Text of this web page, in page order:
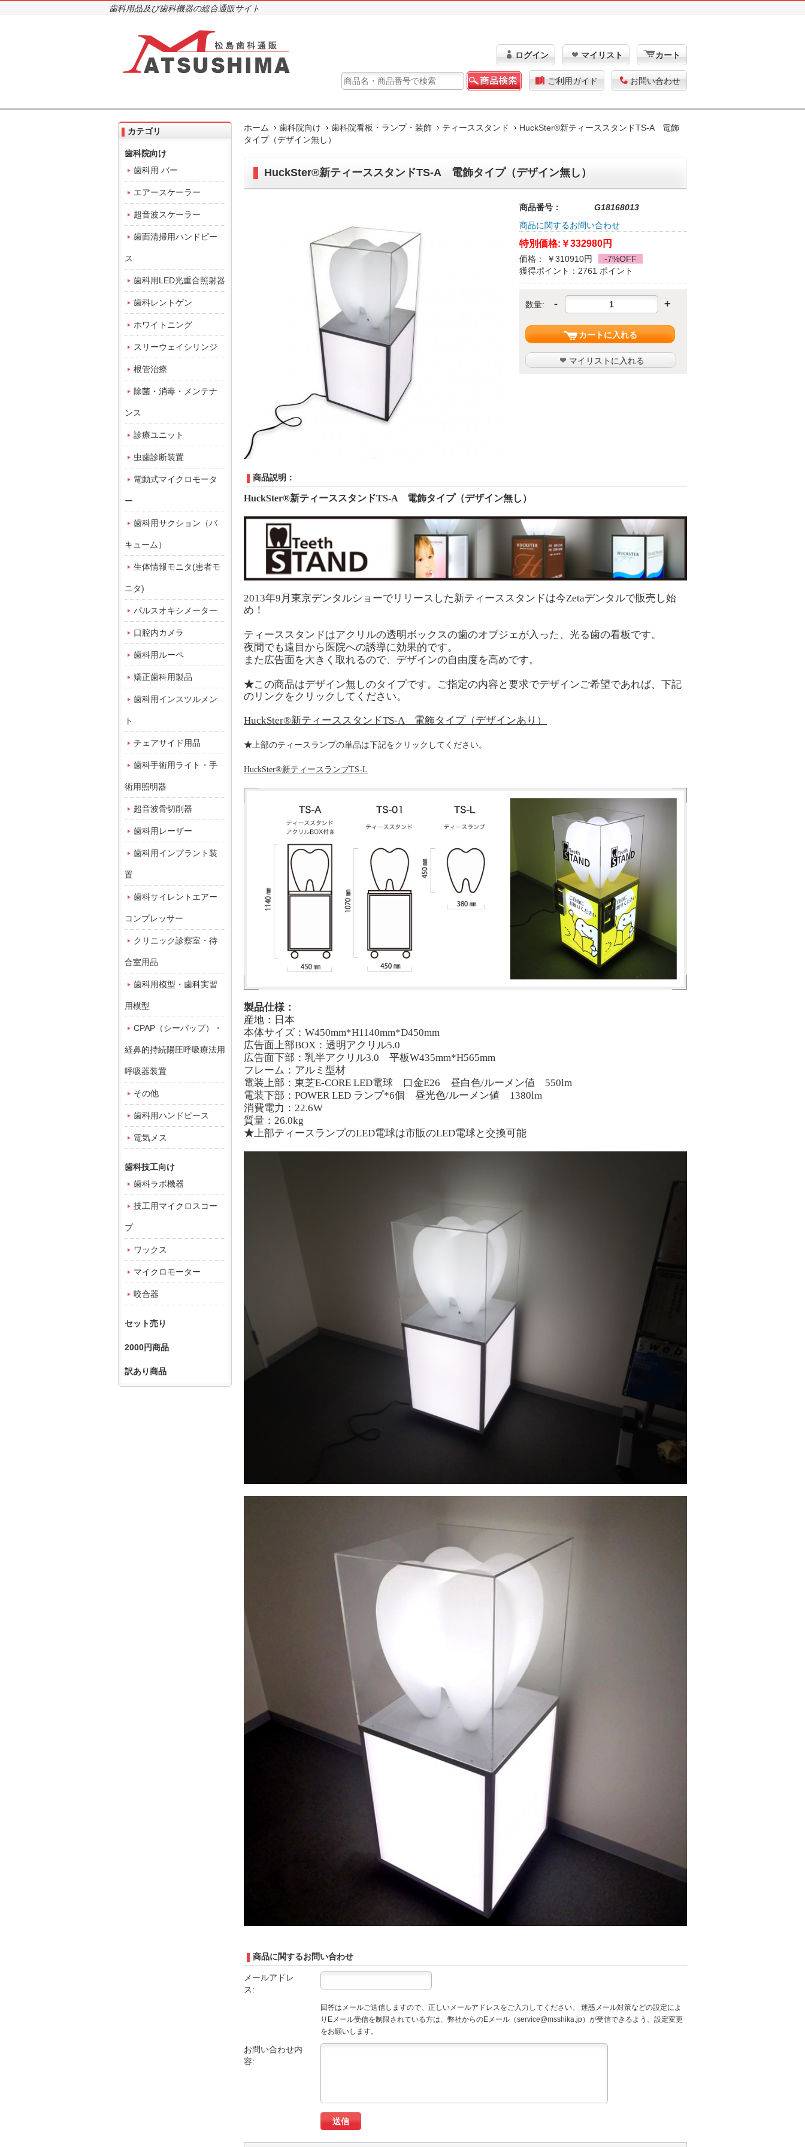
歯科用品及び歯科機器の総合通販サイト
ログイン マイリスト カート
ご利用ガイド お問い合わせ
ホーム 歯科院向け 歯科院看板・ランプ・装飾 ティーススタンド
HuckSter®新ティーススタンドTS-A 電飾
タイプ（デザイン無し）
HuckSter®新ティーススタンドTS-A 電飾タイプ（デザイン無し）
商品番号：
G18168013
商品に関するお問い合わせ
特別価格: ￥332980円
価格： ￥310910円
-7%OFF
獲得ポイント：2761 ポイント
数量: - +
カートに入れる
マイリストに入れる
商品説明：
HuckSter®新ティーススタンドTS-A 電飾タイプ（デザイン無し）
2013年9月東京デンタルショーでリリースした新ティーススタンドは今Zetaデンタルで販売し始
め！
ティーススタンドはアクリルの透明ボックスの歯のオブジェが入った、光る歯の看板です。
夜間でも遠目から医院への誘導に効果的です。
また広告面を大きく取れるので、デザインの自由度を高めです。
★この商品はデザイン無しのタイプです。ご指定の内容と要求でデザインご希望であれば、下記
のリンクをクリックしてください。
HuckSter®新ティーススタンドTS-A 電飾タイプ（デザインあり）
★ 上部のティースランプの単品は下記をクリックしてください。
HuckSter®新ティースランプTS-L
製品仕様：
産地：日本
本体サイズ： W450mm*H1140mm*D450mm
広告面上部BOX ：透明アクリル5.0
広告面下部：乳半アクリル3.0 平板W435mm*H565mm
フレーム：アルミ型材
電装上部：東芝E-CORE LED電球 口金E26 昼白色/ルーメン値 550lm
電装下部： POWER LED ランプ*6個 昼光色/ルーメン値 1380lm
消費電力：22.6W
質量：26.0kg
★上部ティースランプのLED電球は市販のLED電球と交換可能
商品に関するお問い合わせ
メールアドレ
ス:
回答はメールご送信しますので、正しいメールアドレスをご入力してください。 迷惑メール対策などの設定によ
りEメール受信を制限されている方は、弊社からのEメール（service@msshika.jp）が受信できるよう、設定変更
をお願いします。
お問い合わせ内
容:
カテゴリ
歯科院向け
歯科用 バー
エアースケーラー
超音波スケーラー
歯面清掃用ハンドピー
ス
歯科用LED光重合照射器
歯科レントゲン
ホワイトニング
スリーウェイシリンジ
根管治療
除菌・消毒・メンテナ
ンス
診療ユニット
虫歯診断装置
電動式マイクロモータ
ー
歯科用サクション（バ
キューム）
生体情報モニタ(患者モ
ニタ)
パルスオキシメーター
口腔内カメラ
歯科用ルーペ
矯正歯科用製品
歯科用インスツルメン
ト
チェアサイド用品
歯科手術用ライト・手
術用照明器
超音波骨切削器
歯科用レーザー
歯科用インプラント装
置
歯科サイレントエアー
コンプレッサー
クリニック診察室・待
合室用品
歯科用模型・歯科実習
用模型
CPAP（シーパップ）・
経鼻的持続陽圧呼吸療法用
呼吸器装置
その他
歯科用ハンドピース
電気メス
歯科技工向け
歯科ラボ機器
技工用マイクロスコー
プ
ワックス
マイクロモーター
咬合器
セット売り
2000円商品
訳あり商品